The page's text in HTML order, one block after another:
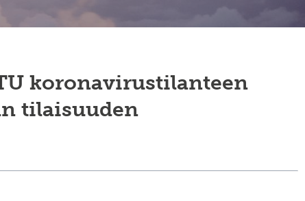
koronavirustilanteen
tilaisuuden